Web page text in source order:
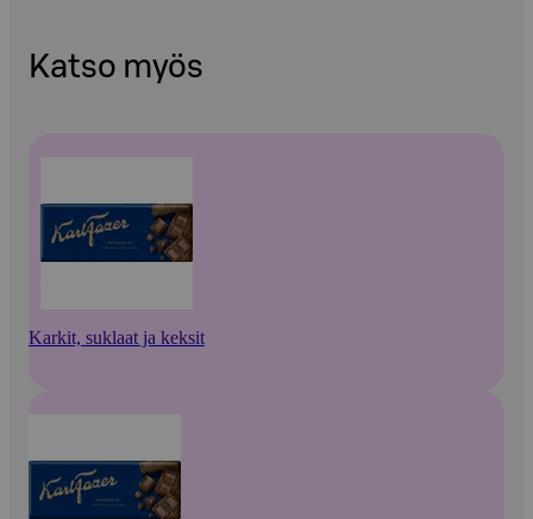
Katso myös
Karkit, suklaat ja keksit